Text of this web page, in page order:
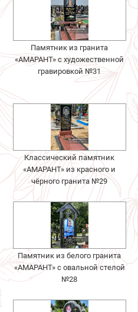
Памятник из гранита
«АМАРАНТ» с художественной
гравировкой №31
Классический памятник
«АМАРАНТ» из красного и
чёрного гранита №29
Памятник из белого гранита
«АМАРАНТ» с овальной стелой
№28